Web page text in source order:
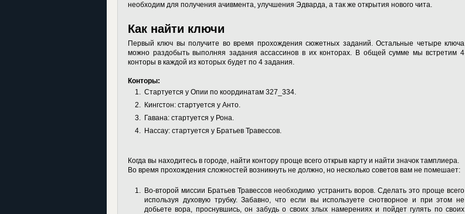
необходим для получения ачивмента, улучшения Эдварда, а так же открытия нового чита.
Как найти ключи
Первый ключ вы получите во время прохождения сюжетных заданий. Остальные четыре ключа
можно раздобыть выполняя задания ассассинов в их конторах. В общей сумме мы встретим 4
конторы в каждой из которых будет по 4 задания.
Конторы:
Стартуется у Опии по координатам 327_334.
Кингстон: стартуется у Анто.
Гавана: стартуется у Рона.
Нассау: стартуется у Братьев Травессов.
Когда вы находитесь в городе, найти контору проще всего открыв карту и найти значок тамплиера.
Во время прохождения сложностей возникнуть не должно, но несколько советов вам не помешает:
Во-второй миссии Братьев Травессов необходимо устранить воров. Сделать это проще всего
используя духовую трубку. Забавно, что если вы используете снотворное и при этом не
добьете вора, проснувшись, он забудь о своих злых намерениях и пойдет гулять по своих